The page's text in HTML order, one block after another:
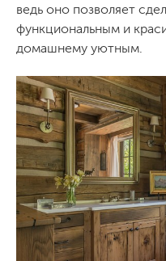
ведь оно позволяет
функциональным и
домашнему уютным.